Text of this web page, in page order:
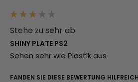
Stehe zu sehr ab
SHINY PLATE PS2
Sehen sehr wie Plastik aus
FANDEN SIE DIESE BEWERTUNG